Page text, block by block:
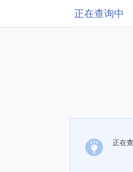
正在查询中
正在